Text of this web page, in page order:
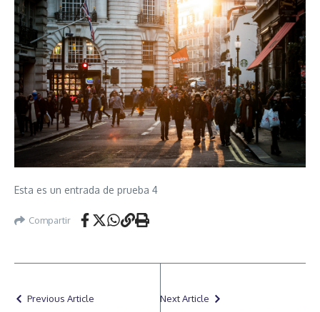
Esta es un entrada de prueba 4
Compartir
Previous Article Next Article